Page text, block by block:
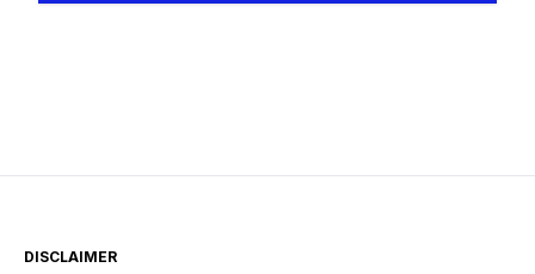
routes to steady employment. You […]
DISCLAIMER